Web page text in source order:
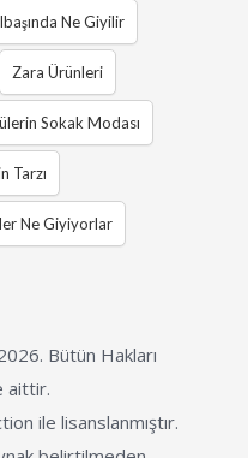
Ne Giyilir
Zara Ürünleri
Sokak Modası
Tarzı
Ne Giyiyorlar
Bütün Hakları
aittir.
ile lisanslanmıştır.